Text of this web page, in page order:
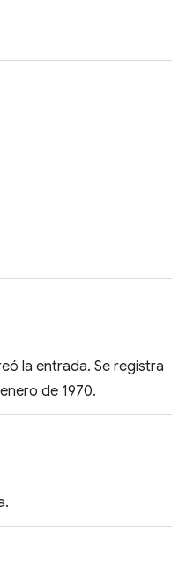
la entrada. Se registra
de 1970.